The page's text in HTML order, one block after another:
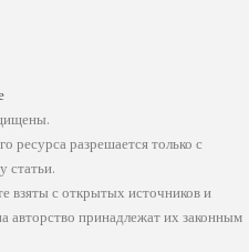
ресурса разрешается только с
статьи.
взяты с открытых источников и
авторство принадлежат их законным